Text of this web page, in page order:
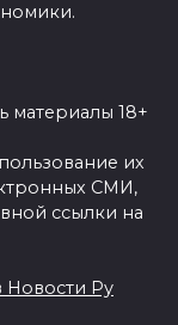
материалы 18+
их
СМИ,
ссылки на
Новости Ру